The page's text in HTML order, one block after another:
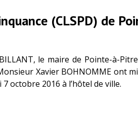
(CLSPD) de
le maire de Pointe-à-
Xavier BOHNOMME ont
octobre 2016 à l’hôtel de ville.